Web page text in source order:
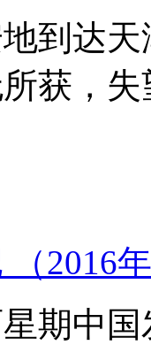
到达
获，
（2016
期中